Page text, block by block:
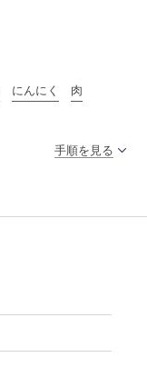
にんにく
肉
手順を見る